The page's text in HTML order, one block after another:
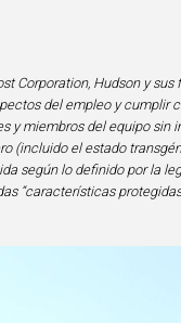
Corporation, Hudson y
del empleo y cumplir
y miembros del equipo sin
(incluido el estado
según lo definido por la
“características